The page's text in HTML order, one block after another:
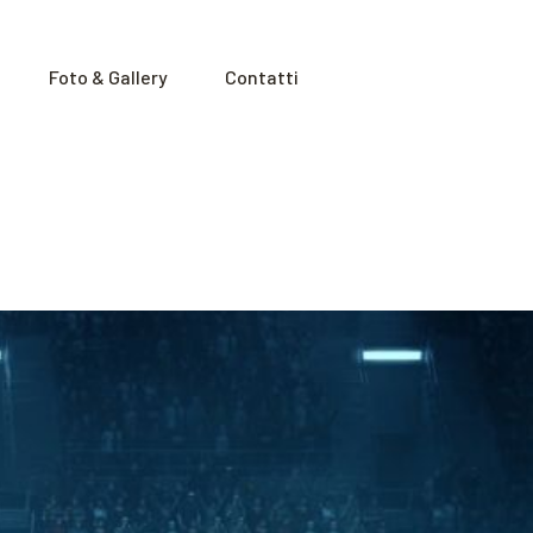
Foto & Gallery Contatti